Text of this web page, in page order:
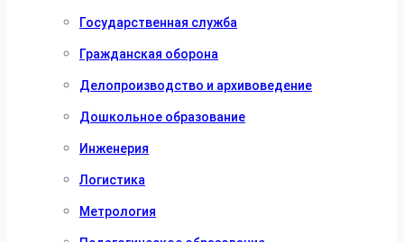
Государственная служба
Гражданская оборона
Делопроизводство и архивоведение
Дошкольное образование
Инженерия
Логистика
Метрология